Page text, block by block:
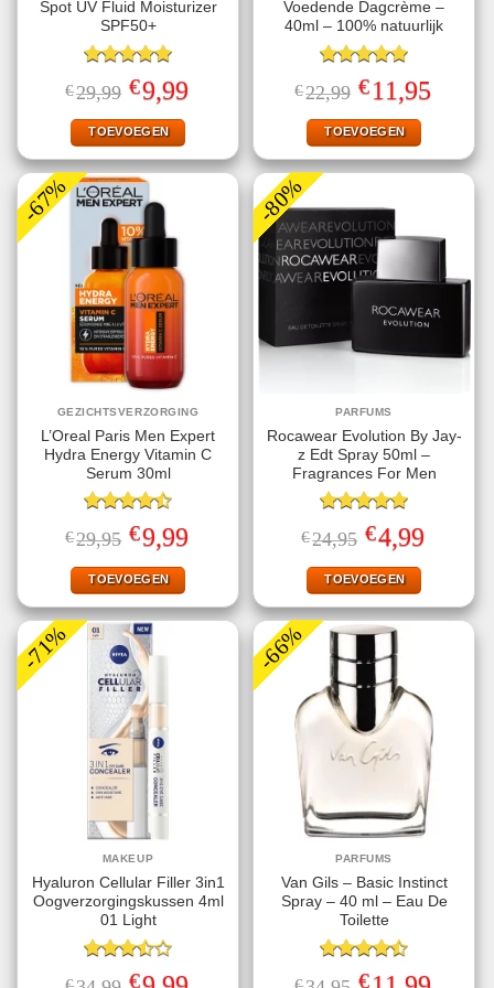
Spot UV Fluid Moisturizer
SPF50+
Gewaardeerd
5.00uit 5
€29,99 Oorspronkelijke
prijs
was:
€29,99.
€9,99Huidige
prijs
TOEVOEGEN
Voedende Dagcrème –
40ml – 100% natuurlijk
Gewaardeerd
5.00uit 5
€22,99 Oorspronkelijke
prijs
was:
€22,99.
€11,95prijs
TOEVOEGEN
-67%
GEZICHTSVERZORGING
L’Oreal Paris Men Expert
Hydra Energy Vitamin C
Serum 30ml
Gewaardeerd
4.50uit 5
€29,95 Oorspronkelijke
prijs
was:
€29,95.
€9,99Huidige
prijs
TOEVOEGEN
-80%
PARFUMS
Rocawear Evolution By Jay-
z Edt Spray 50ml –
Fragrances For Men
Gewaardeerd
5.00uit 5
€24,95 Oorspronkelijke
prijs
was:
€24,95.
€4,99Huidige
prijs
TOEVOEGEN
-71%
MAKEUP
Hyaluron Cellular Filler 3in1
Oogverzorgingskussen 4ml
01 Light
Gewaardeerd
€
Oorspronkelijke
€
Huidige
-66%
PARFUMS
Van Gils – Basic Instinct
Spray – 40 ml – Eau De
Toilette
Gewaardeerd
€
Oorspronkelijke
€
Huidige